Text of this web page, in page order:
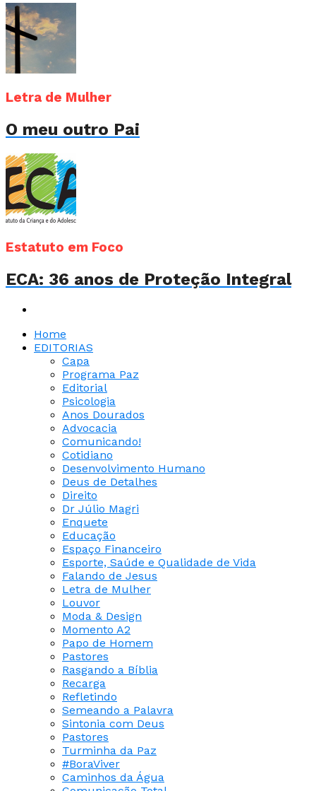
Letra de Mulher
O meu outro Pai
Estatuto em Foco
ECA: 36 anos de Proteção Integral
Home
EDITORIAS
Capa
Programa Paz
Editorial
Psicologia
Anos Dourados
Advocacia
Comunicando!
Cotidiano
Desenvolvimento Humano
Deus de Detalhes
Direito
Dr Júlio Magri
Enquete
Educação
Espaço Financeiro
Esporte, Saúde e Qualidade de Vida
Falando de Jesus
Letra de Mulher
Louvor
Moda & Design
Momento A2
Papo de Homem
Pastores
Rasgando a Bíblia
Recarga
Refletindo
Semeando a Palavra
Sintonia com Deus
Pastores
Turminha da Paz
#BoraViver
Caminhos da Água